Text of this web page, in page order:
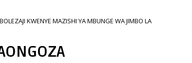
KWENYE MAZISHI YA MBUNGE WA JIMBO LA